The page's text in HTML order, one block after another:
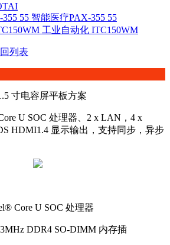
智能医疗PAX-355 55
工业自动化 ITC150WM
列表
寸电容屏平板方案
U SOC 处理器、2 x LAN，4 x
HDMI1.4 显示输出，支持同步，异步
Core U SOC 处理器
DDR4 SO-DIMM 内存插